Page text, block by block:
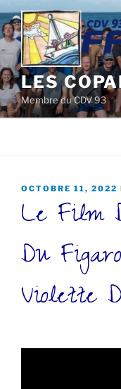
Aller
au
contenu
principal
LES
Membre du CDV 93
PUBLIÉ
OCTOBRE 11, 2022
Le Film
Du
Violette